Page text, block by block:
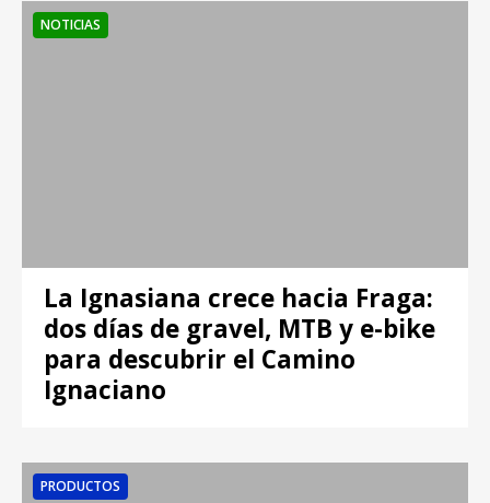
NOTICIAS
La Ignasiana crece hacia Fraga:
dos días de gravel, MTB y e-bike
para descubrir el Camino
Ignaciano
PRODUCTOS